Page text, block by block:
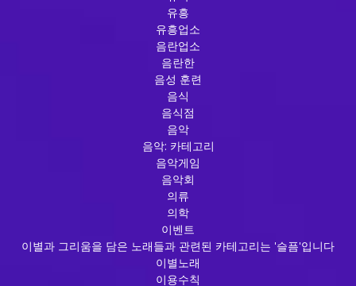
유흥
유흥업소
음란업소
음란한
음성 훈련
음식
음식점
음악
음악: 카테고리
음악게임
음악회
의류
의학
이벤트
이별과 그리움을 담은 노래들과 관련된 카테고리는 '슬픔'입니다
이별노래
이용수칙